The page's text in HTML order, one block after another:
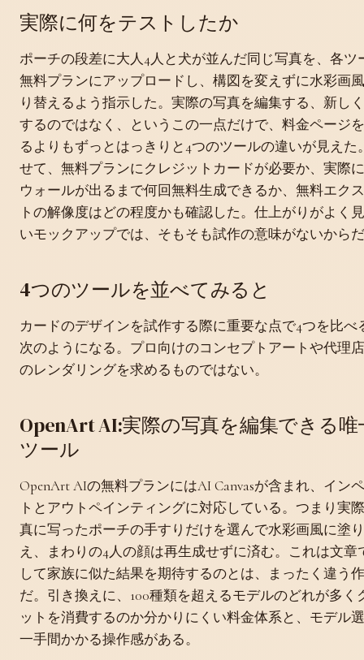
実際に何をテストしたか
ポーチの段差に大人4人と犬が並んだ同じ写真を、各ツ
無料プランにアップロードし、構図を変えずに水彩画
り替えるよう指示した。実際の写真を編集する、新し
するのではなく、というこの一点だけで、料金ページ
るよりもずっとはっきりと4つのツールの違いが見えた
せて、無料プランにクレジットカードが必要か、実際
ウォールが出るまで何回無料生成できるか、無料エク
トの解像度はどの程度かも確認した。仕上がりがよく
いモックアップでは、そもそも試作の意味がないから
4つのツールを並べてみると
カードのデザインを試作する際に重要な点で4つを比べ
次のようになる。プロ向けのコンセプトアートや代理
のレンダリングを求めるものではない。
OpenArt AI:実際の写真を編集できる唯
ツール
OpenArt AIの無料プランにはAI Canvasが含まれ、イン
トとアウトペインティングに対応している。つまり実
真に写ったポーチの手すりだけを選んで水彩画風に塗
え、まわりの4人の顔は再生成せずに済む。これは文章
して家族に似た結果を期待するのとは、まったく違う
だ。引き換えに、100種類を超えるモデルのどれが多く
ットを消費するのか分かりにくい料金体系と、モデル
一手間かかる操作感がある。